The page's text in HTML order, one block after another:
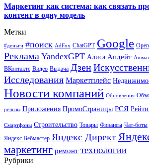
Маркетинг как система: как связать
контент в одну модель
Метки
#деньги #поиск AdFox ChatGPT Google
Реклама YandexGPT Алиса Апдейт
ВКонтакте Видео Выдача Дзен
Исследования Маркетплейс
Новости компаний Обновления
релизы Приложения ПромоСтраницы РСЯ
Смартфоны Строительство Товары Финансы Чат-боты
Яндекс.Вебмастер Яндекс Директ
маркетинг ремонт технологии
Рубрики